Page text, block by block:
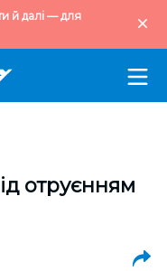
й далі — для
отруєнням